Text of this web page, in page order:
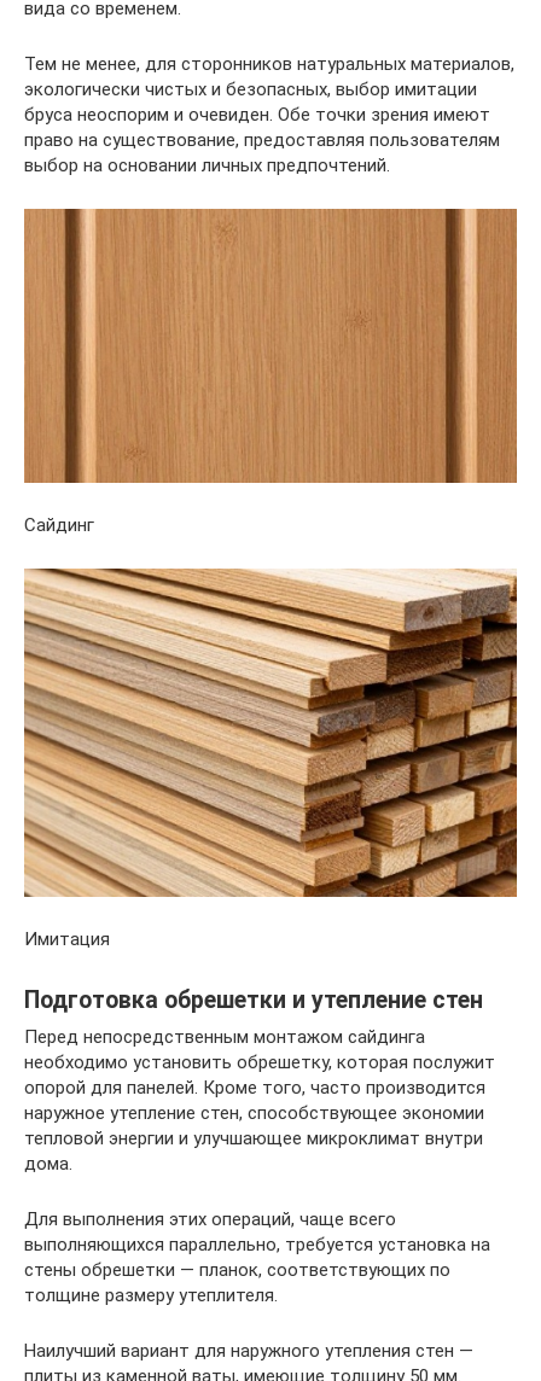
вида со временем.
Тем не менее, для сторонников натуральных материалов,
экологически чистых и безопасных, выбор имитации
бруса неоспорим и очевиден. Обе точки зрения имеют
право на существование, предоставляя пользователям
выбор на основании личных предпочтений.
Сайдинг
Имитация
Подготовка обрешетки и утепление стен
Перед непосредственным монтажом сайдинга
необходимо установить обрешетку, которая послужит
опорой для панелей. Кроме того, часто производится
наружное утепление стен, способствующее экономии
тепловой энергии и улучшающее микроклимат внутри
дома.
Для выполнения этих операций, чаще всего
выполняющихся параллельно, требуется установка на
стены обрешетки — планок, соответствующих по
толщине размеру утеплителя.
Наилучший вариант для наружного утепления стен —
плиты из каменной ваты, имеющие толщину 50 мм.